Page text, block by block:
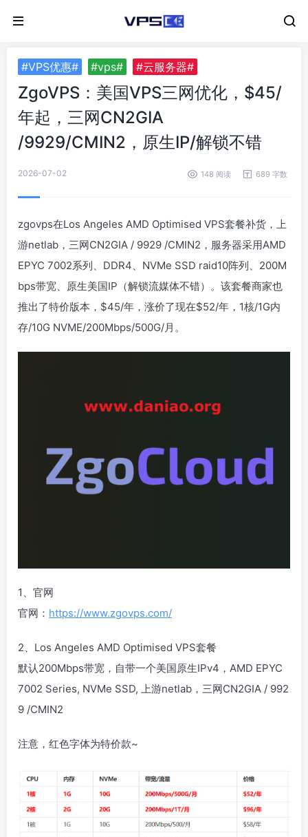
#VPS优惠# #vps# #云服务器#
ZgoVPS：美国VPS三网优化，$45/
年起，三网CN2GIA
/9929/CMIN2，原生IP/解锁不错
2026-07-02 148 阅读 689 字数
zgovps在Los Angeles AMD Optimised VPS套餐补货，上
游netlab，三网CN2GIA / 9929 /CMIN2，服务器采用AMD
EPYC 7002系列、DDR4、NVMe SSD raid10阵列、200M
bps带宽、原生美国IP（解锁流媒体不错）。该套餐商家也
推出了特价版本，$45/年，涨价了现在$52/年，1核/1G内
存/10G NVME/200Mbps/500G/月。
1、官网
官网： https://www.zgovps.com/
2、Los Angeles AMD Optimised VPS套餐
默认200Mbps带宽，自带一个美国原生IPv4，AMD EPYC
7002 Series, NVMe SSD, 上游netlab，三网CN2GIA / 992
9 /CMIN2
注意，红色字体为特价款~